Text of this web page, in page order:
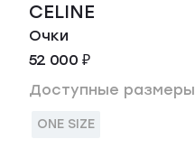
CELINE
Очки
52 000 ₽
Доступные размеры
ONE SIZE